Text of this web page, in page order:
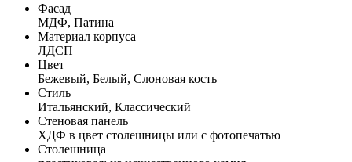
Фасад
МДФ, Патина
Материал корпуса
ЛДСП
Цвет
Бежевый, Белый, Слоновая кость
Стиль
Итальянский, Классический
Стеновая панель
ХДФ в цвет столешницы или с фотопечатью
Столешница